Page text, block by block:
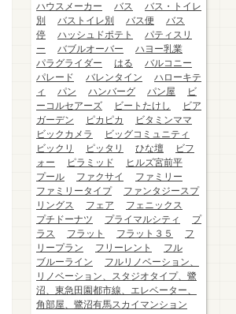
ハウスメーカー
バス
バス・トイレ
別
バストイレ別 バス便
バス
停
ハッシュドポテト
パティスリ
ー
バブルオーバー
ハヨー乳業
パラグライダー
はる
バルコニー
パレード
バレンタイン
ハローキテ
ィ
パン ハンバーグ パン屋
ビ
ーコルセアーズ
ビートたけし
ビア
ガーデン
ピカピカ
ビタミンママ
ビックカメラ
ビッグコミュニティ
ビックリ
ピッタリ ひな壇
ビフ
ォー
ピラミッド
ヒルズ宮前平
プール
ファクサイ
ファミリー
ファミリータイプ
ファンタジースプ
リングス
フェア
フェニックス
プチドーナツ
プライマルシティ
プ
ラス
フラット フラット３５
フ
リープラン
フリーレント
フル
ブルーライン
フルリノベーション、
リノベーション、スタジオタイプ、鷺
沼、東急田園都市線、エレベーター、
角部屋、鷺沼有馬スカイマンション